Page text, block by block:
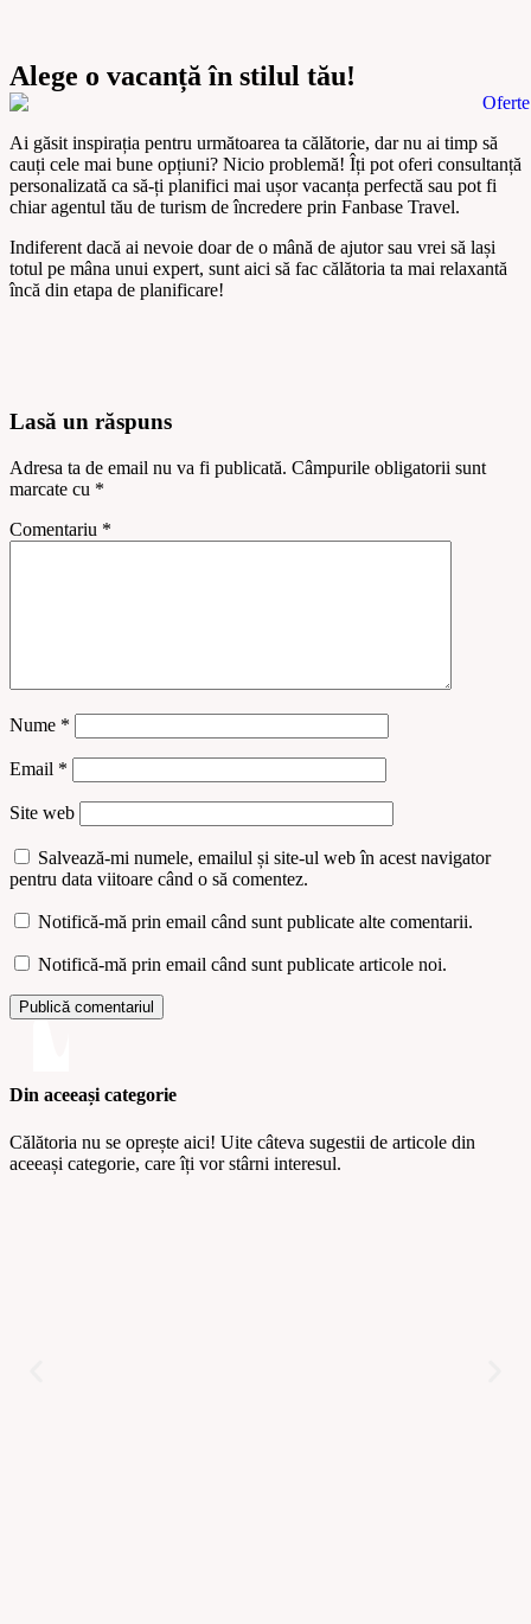
Alege o vacanță în stilul tău!
Ai găsit inspirația pentru următoarea ta călătorie, dar nu ai timp să
cauți cele mai bune opțiuni? Nicio problemă! Îți pot oferi consultanță
personalizată ca să-ți planifici mai ușor vacanța perfectă sau pot fi
chiar agentul tău de turism de încredere prin Fanbase Travel.
Indiferent dacă ai nevoie doar de o mână de ajutor sau vrei să lași
totul pe mâna unui expert, sunt aici să fac călătoria ta mai relaxantă
încă din etapa de planificare!
Lasă un răspuns
Adresa ta de email nu va fi publicată. Câmpurile obligatorii sunt
marcate cu *
Comentariu *
Nume *
Email *
Site web
Salvează-mi numele, emailul și site-ul web în acest navigator
pentru data viitoare când o să comentez.
Notifică-mă prin email când sunt publicate alte comentarii.
Notifică-mă prin email când sunt publicate articole noi.
Din aceeași categorie
Călătoria nu se oprește aici! Uite câteva sugestii de articole din
aceeași categorie, care îți vor stârni interesul.